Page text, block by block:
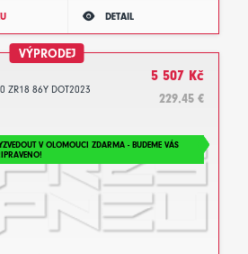
DETAIL
VÝPRODEJ
ZR18 86Y DOT2023
5 507 Kč
229.45 €
V OLOMOUCI ZDARMA - BUDEME VÁS